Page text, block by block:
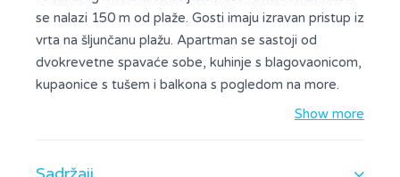
se nalazi 150 m od plaže. Gosti imaju izravan pristup iz
vrta na šljunčanu plažu. Apartman se sastoji od
dvokrevetne spavaće sobe, kuhinje s blagovaonicom,
kupaonice s tušem i balkona s pogledom na more.
Apartman ima lijepu terasu, vrtni namještaj i mali park
Show more